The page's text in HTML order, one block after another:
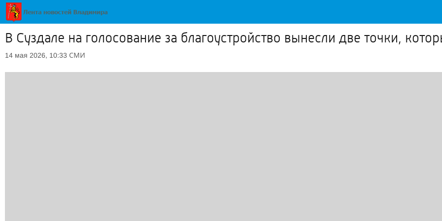
В Суздале на голосование за благоустройство вынесли две точки,
14 мая 2026, 10:33 СМИ